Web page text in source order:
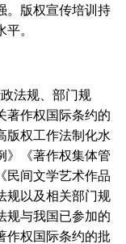
[2022-05-24]
速来，深圳市版权纠纷人民调解委员会公开征集调解员啦~ [2022-05-06]
中央宣传部版权管理局副局长汤兆志：“加强版权保护，促进创新发展” [2022-04-24]
三大成果，三大活动，版权协会承办的南山区2022知识产权宣传周“云活动”火热进行中！ [2022-04-20]
第十届“深圳版权金奖”获奖名单出炉，这26位版权工作者摘得奖项。 [2022-04-06]
。版权宣传培训持
。
法规、部门规
著作权国际条约的
版权工作法制化水
》《著作权集体管
民间文学艺术作品
规以及相关部门规
规与我国已参加的
作权国际条约的批